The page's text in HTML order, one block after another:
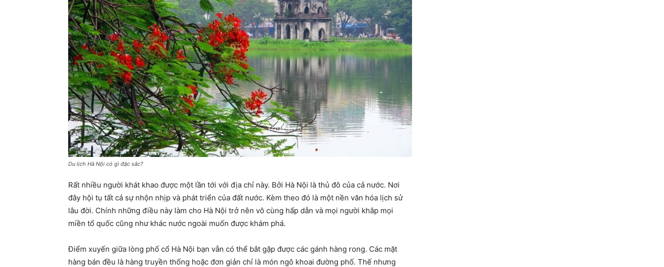
Du lịch Hà Nội có gì đặc sắc?
Rất nhiều người khát khao được một lần tới với địa chỉ này. Bởi Hà Nội là thủ đô của cả nước. Nơi
đây hội tụ tất cả sự nhộn nhịp và phát triển của đất nước. Kèm theo đó là một nền văn hóa lịch sử
lâu đời. Chính những điều này làm cho Hà Nội trở nên vô cùng hấp dẫn và mọi người khắp mọi
miền tổ quốc cũng như khác nước ngoài muốn được khám phá.
Điểm xuyến giữa lòng phố cổ Hà Nội bạn vẫn có thể bắt gặp được các gánh hàng rong. Các mặt
hàng bán đều là hàng truyền thống hoặc đơn giản chỉ là món ngô khoai đường phố. Thế nhưng